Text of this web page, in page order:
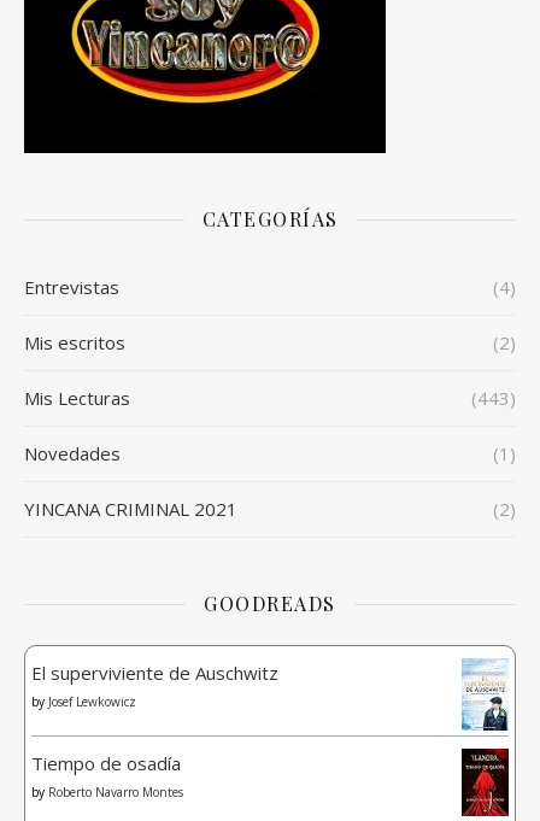
CATEGORÍAS
Entrevistas (4)
Mis escritos (2)
Mis Lecturas (443)
Novedades (1)
YINCANA CRIMINAL 2021 (2)
GOODREADS
El superviviente de Auschwitz
by Josef Lewkowicz
Tiempo de osadía
by Roberto Navarro Montes